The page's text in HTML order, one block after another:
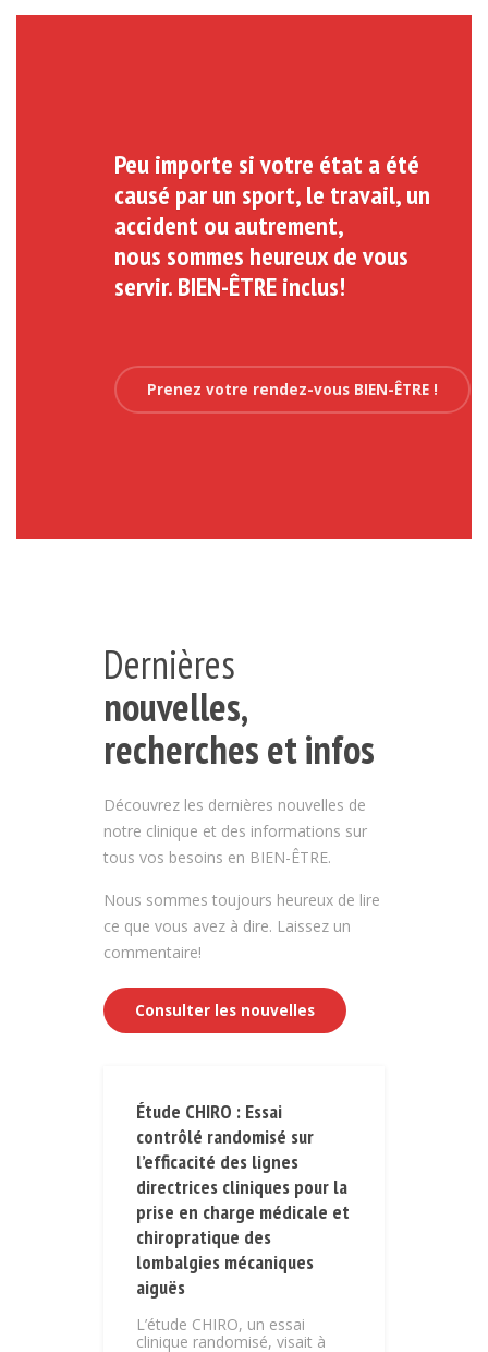
Peu importe si votre état a été
causé par un sport, le travail, un
accident ou autrement,
nous sommes heureux de vous
servir. BIEN-ÊTRE inclus!
Prenez votre rendez-vous BIEN-ÊTRE !
Dernières
nouvelles,
recherches et infos
Découvrez les dernières nouvelles de
notre clinique et des informations sur
tous vos besoins en BIEN-ÊTRE.
Nous sommes toujours heureux de lire
ce que vous avez à dire. Laissez un
commentaire!
Consulter les nouvelles
Étude CHIRO : Essai
contrôlé randomisé sur
l’efficacité des lignes
directrices cliniques pour la
prise en charge médicale et
chiropratique des
lombalgies mécaniques
aiguës
L’étude CHIRO, un essai
clinique randomisé, visait à